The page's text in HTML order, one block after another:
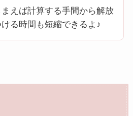
えば計算する手間から解放
る時間も短縮できるよ♪